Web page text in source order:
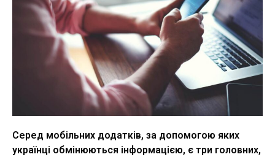
Серед мобільних додатків, за допомогою яких
українці обмінюються інформацією, є три головних,